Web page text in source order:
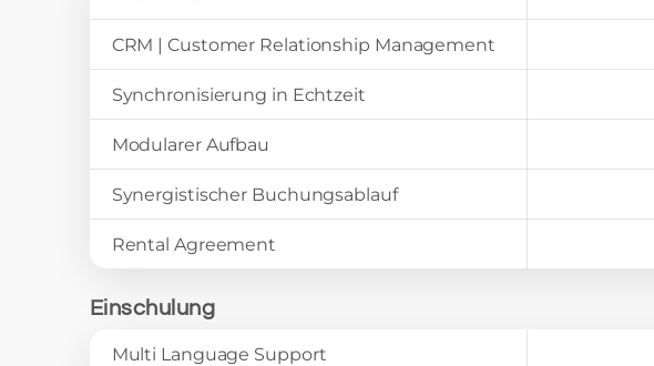
CRM | Customer Relationship Management
Synchronisierung in Echtzeit
Modularer Aufbau
Synergistischer Buchungsablauf
Rental Agreement
Einschulung
Multi Language Support